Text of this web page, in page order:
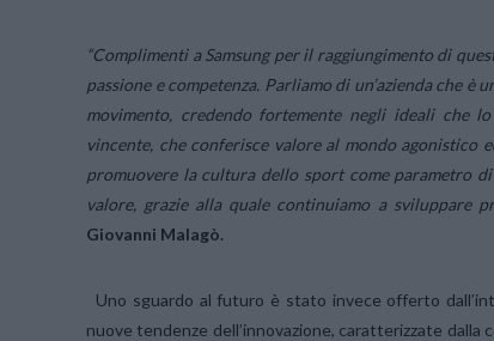
“Complimenti a Samsung per il raggiungimento di
passione e competenza. Parliamo di un’azienda che
movimento, credendo fortemente negli ideali che
vincente, che conferisce valore al mondo agonistico
promuovere la cultura dello sport come parametro
valore, grazie alla quale continuiamo a sviluppare
Giovanni Malagò.
Uno sguardo al futuro è stato invece offerto
nuove tendenze dell’innovazione, caratterizzate dalla